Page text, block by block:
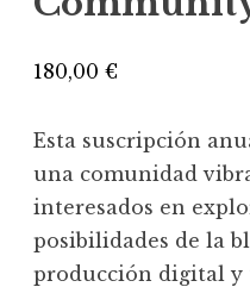
180,00 €
Esta suscripción
una comunidad
interesados en
posibilidades de la
producción digital y